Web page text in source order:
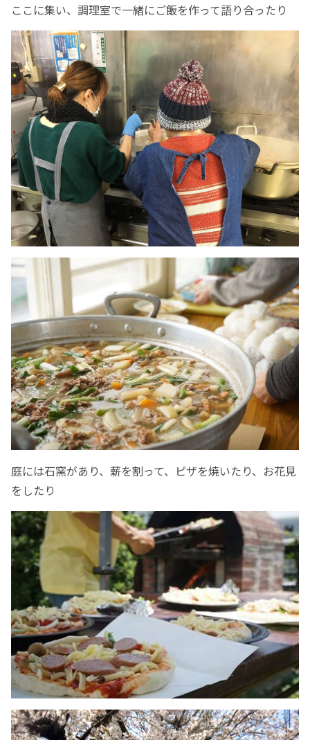
ここに集い、調理室で一緒にご飯を作って語り合ったり
庭には石窯があり、薪を割って、ピザを焼いたり、お花見
をしたり